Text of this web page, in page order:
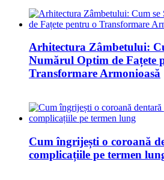
Arhitectura Zâmbetului:
Numărul Optim de Fațete
Transformare Armonioasă
Cum îngrijești o coroană
complicațiile pe termen